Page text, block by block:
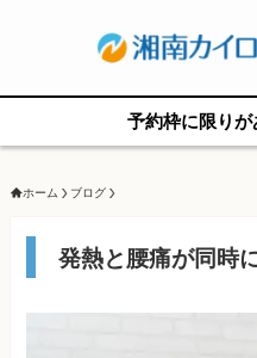
予約枠に限りがあるため
ホーム ブログ
発熱と腰痛が同時